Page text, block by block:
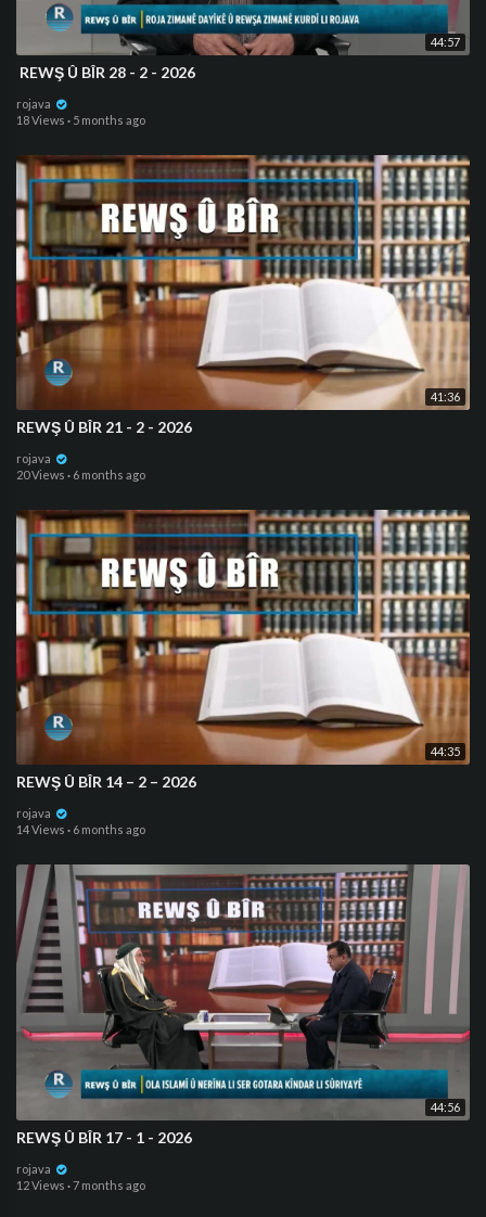
44:57
⁣ REWŞ Û BÎR 28 - 2 - 2026
rojava
18 Views · 5 months ago
41:36
REWŞ Û BÎR 21 - 2 - 2026
rojava
20 Views · 6 months ago
44:35
⁣REWŞ Û BÎR 14 – 2 – 2026
rojava
14 Views · 6 months ago
44:56
REWŞ Û BÎR 17 - 1 - 2026
rojava
12 Views ·7 months ago